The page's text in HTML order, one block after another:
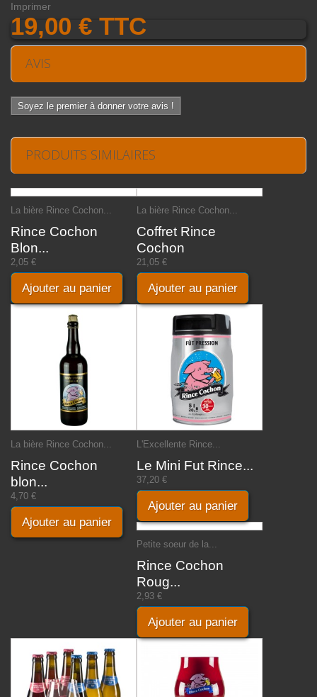
Imprimer
19,00 € TTC
AVIS
Soyez le premier à donner votre avis !
PRODUITS SIMILAIRES
La bière Rince Cochon...
Rince Cochon
Blon...
2,05 €
Ajouter au panier
La bière Rince Cochon...
Coffret Rince
Cochon
21,05 €
Ajouter au panier
La bière Rince Cochon...
Rince Cochon
blon...
4,70 €
Ajouter au panier
L'Excellente Rince...
Le Mini Fut Rince...
37,20 €
Ajouter au panier
Petite soeur de la...
Rince Cochon
Roug...
2,93 €
Ajouter au panier